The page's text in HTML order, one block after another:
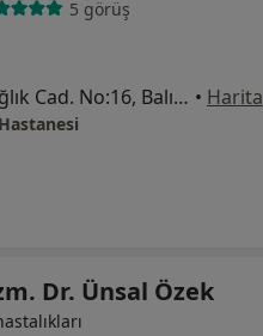
5 görüş
Paşakonak Mah. Sağlık Cad. No:16, Balıkesir • Harita
Dr. Ünsal Özek